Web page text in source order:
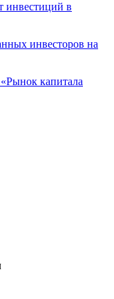
инвестиций в
инвесторов на
капитала